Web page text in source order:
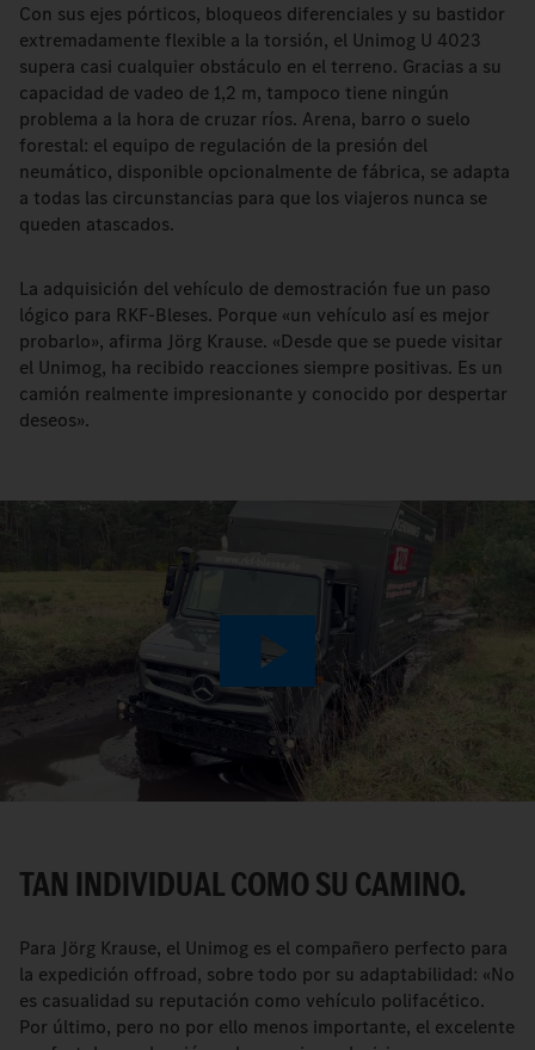
Con sus ejes pórticos, bloqueos diferenciales y su bastidor
extremadamente flexible a la torsión, el Unimog U 4023
supera casi cualquier obstáculo en el terreno. Gracias a su
capacidad de vadeo de 1,2 m, tampoco tiene ningún
problema a la hora de cruzar ríos. Arena, barro o suelo
forestal: el equipo de regulación de la presión del
neumático, disponible opcionalmente de fábrica, se adapta
a todas las circunstancias para que los viajeros nunca se
queden atascados.
La adquisición del vehículo de demostración fue un paso
lógico para RKF-Bleses. Porque «un vehículo así es mejor
probarlo», afirma Jörg Krause. «Desde que se puede visitar
el Unimog, ha recibido reacciones siempre positivas. Es un
camión realmente impresionante y conocido por despertar
deseos».
Play
Video
TAN INDIVIDUAL COMO SU CAMINO.
Para Jörg Krause, el Unimog es el compañero perfecto para
la expedición offroad, sobre todo por su adaptabilidad: «No
es casualidad su reputación como vehículo polifacético.
Por último, pero no por ello menos importante, el excelente